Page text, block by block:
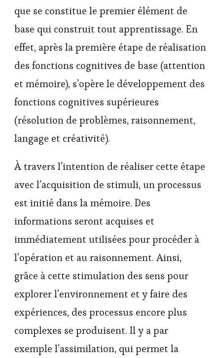
que se constitue le premier élément de
base qui construit tout apprentissage. En
effet, après la première étape de réalisation
des fonctions cognitives de base (attention
et mémoire), s’opère le développement des
fonctions cognitives supérieures
(résolution de problèmes, raisonnement,
langage et créativité).
À travers l’intention de réaliser cette étape
avec l’acquisition de stimuli, un processus
est initié dans la mémoire. Des
informations seront acquises et
immédiatement utilisées pour procéder à
l’opération et au raisonnement. Ainsi,
grâce à cette stimulation des sens pour
explorer l’environnement et y faire des
expériences, des processus encore plus
complexes se produisent. Il y a par
exemple l’assimilation, qui permet la